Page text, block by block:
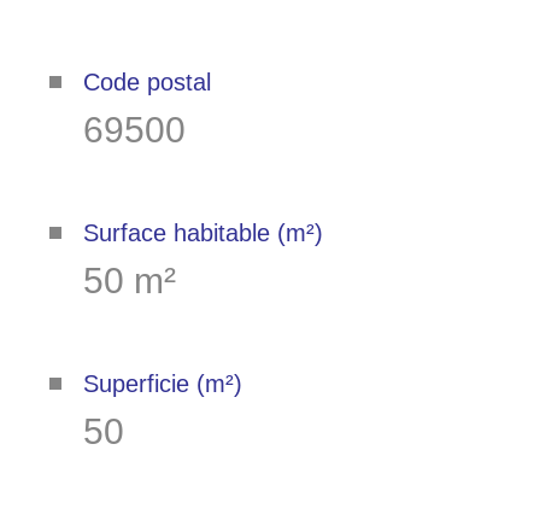
Code postal
69500
Surface habitable (m²)
50 m²
Superficie (m²)
50